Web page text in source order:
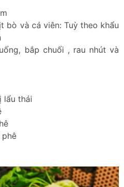
bò và cá viên: Tuỳ theo khẩu
bắp chuối , rau nhút và
lẩu thái
phê